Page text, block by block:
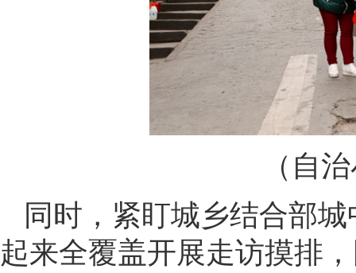
（自
同时，紧盯城乡结合部
起来全覆盖开展走访摸排